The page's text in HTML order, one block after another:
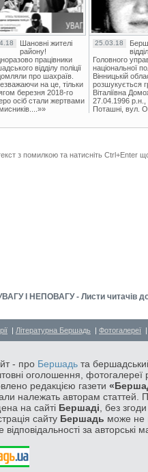
Шановні жителі
району!
працівники
відділу поліції
про шахраїв.
на це, тільки
березня 2018-го
осіб стали жертвами
25.03.18
Головного
національної
Вінницькій
розшукується
Віталіївна
27.04.1996 р.н.,
Поташні, вул.
з помилкою та натисніть Ctrl+Enter
І НЕПОВАГУ - Листи читачів
| Літературна Бершадь | Фотогалереї
- про Бершадь та
оголошення, фотогалереї
редакцією газети
належать авторам статтей.
на сайті Бершаді , без
сайту Бершадь може не
відповідальності за авторські